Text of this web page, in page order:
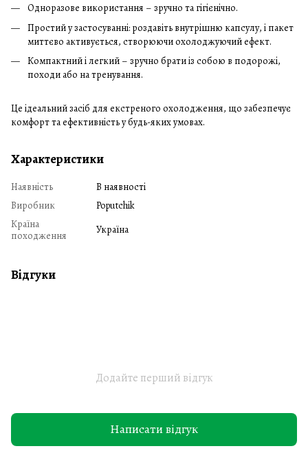
Одноразове використання – зручно та гігієнічно.
Простий у застосуванні: роздавіть внутрішню капсулу, і пакет
миттєво активується, створюючи охолоджуючий ефект.
Компактний і легкий – зручно брати із собою в подорожі,
походи або на тренування.
Це ідеальний засіб для екстреного охолодження, що забезпечує
комфорт та ефективність у будь-яких умовах.
Характеристики
Наявність
В наявності
Виробник
Poputchik
Країна
походження
Україна
Відгуки
Додайте перший відгук
Написати відгук